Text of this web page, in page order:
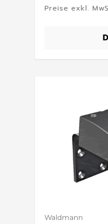
Preise exkl.
Waldmann